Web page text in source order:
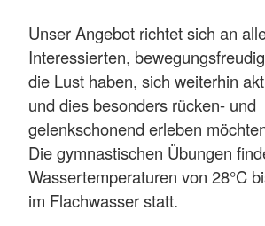
Unser Angebot richtet sich an
Interessierten,
die Lust haben, sich weiterhin
und dies besonders rücken- und
gelenkschonend erleben
Die gymnastischen Übungen
Wassertemperaturen von 28°C
im Flachwasser statt.